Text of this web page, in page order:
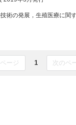
術の発展，生殖医療に関
ージ 1 次のペ